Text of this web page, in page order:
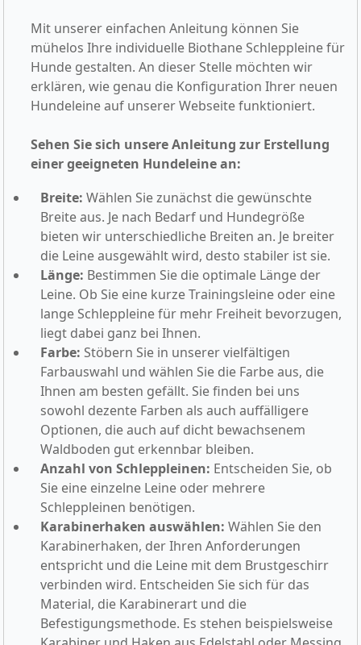
Mit unserer einfachen Anleitung können Sie
mühelos Ihre individuelle Biothane Schleppleine für
Hunde gestalten. An dieser Stelle möchten wir
erklären, wie genau die Konfiguration Ihrer neuen
Hundeleine auf unserer Webseite funktioniert.
Sehen Sie sich unsere Anleitung zur Erstellung
einer geeigneten Hundeleine an:
Breite: Wählen Sie zunächst die gewünschte
Breite aus. Je nach Bedarf und Hundegröße
bieten wir unterschiedliche Breiten an. Je breiter
die Leine ausgewählt wird, desto stabiler ist sie.
Länge: Bestimmen Sie die optimale Länge der
Leine. Ob Sie eine kurze Trainingsleine oder eine
lange Schleppleine für mehr Freiheit bevorzugen,
liegt dabei ganz bei Ihnen.
Farbe: Stöbern Sie in unserer vielfältigen
Farbauswahl und wählen Sie die Farbe aus, die
Ihnen am besten gefällt. Sie finden bei uns
sowohl dezente Farben als auch auffälligere
Optionen, die auch auf dicht bewachsenem
Waldboden gut erkennbar bleiben.
Anzahl von Schleppleinen: Entscheiden Sie, ob
Sie eine einzelne Leine oder mehrere
Schleppleinen benötigen.
Karabinerhaken auswählen: Wählen Sie den
Karabinerhaken, der Ihren Anforderungen
entspricht und die Leine mit dem Brustgeschirr
verbinden wird. Entscheiden Sie sich für das
Material, die Karabinerart und die
Befestigungsmethode. Es stehen beispielsweise